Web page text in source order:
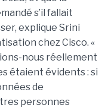
s’il fallait
explique Srini
chez Cisco. «
nous réellement
étaient évidents : si
de
personnes